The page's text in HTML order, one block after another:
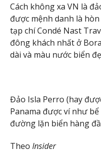
Cách không xa VN là
được mệnh danh là
tạp chí Condé Nast
đông khách nhất ở
dài và màu nước biển
Đảo Isla Perro (hay
Panama được ví như
đường lặn biển hàng
Theo Insider